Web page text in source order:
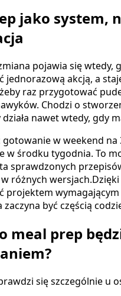
jako system,
pojawia się wtedy,
jednorazową akcją, a
raz przygotować
Chodzi o
nawet wtedy, gdy
gotowanie w weekend
w środku tygodnia. To
sprawdzonych
różnych
projektem
zaczyna być częścią
meal prep
się szczególnie u